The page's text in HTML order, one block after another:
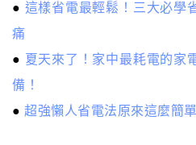
● 這樣省電最輕鬆！三大必學
痛
● 夏天來了！家中最耗電的家
備！
● 超強懶人省電法原來這麼簡單